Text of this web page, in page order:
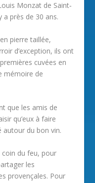
Monzat de Saint‐
a près de 30 ans.
pierre taillée,
d’exception, ils ont
cuvées en
mémoire de
que les amis de
qu’eux à faire
autour du bon vin.
du feu, pour
les
provençales. Pour